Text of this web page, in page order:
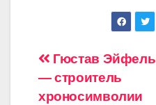
Навигация
по
Гюстав Эйфель
— строитель
хроносимволии